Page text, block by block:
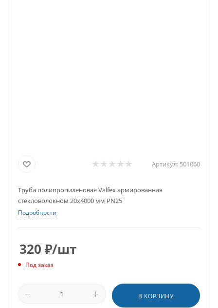
Артикул: 501060
Труба полипропиленовая Valfex армированная
стекловолокном 20х4000 мм PN25
Подробности
320 ₽/шт
Под заказ
В КОРЗИНУ